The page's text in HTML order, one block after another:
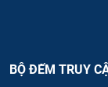
BỘ ĐẾM TRUY